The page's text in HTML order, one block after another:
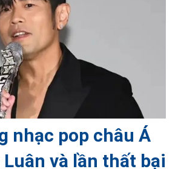
nhạc pop châu Á
và lần thất bại